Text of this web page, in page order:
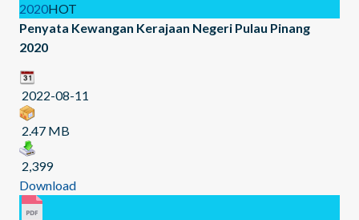
2020HOT
Penyata Kewangan Kerajaan Negeri Pulau Pinang
2020
2022-08-11
2.47 MB
2,399
Download